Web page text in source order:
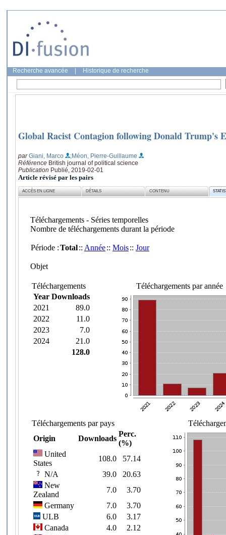
Recherche avancée Historique de recherche
Global Racist Contagion following Donald Trump's
parGiani, Marco
;Méon, Pierre-Guillaume
Référence British journal of political science
Publication Publié, 2019-02-01
Article révisé par les pairs
ACCÈS EN LIGNE DÉTAILS CONTENU